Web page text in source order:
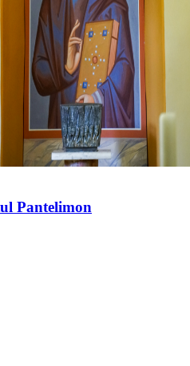
Pantelimon